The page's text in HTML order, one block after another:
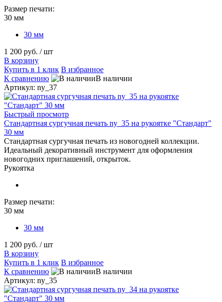
Размер печати:
30 мм
30 мм
1 200 руб. / шт
В корзину
Купить в 1 клик В избранное
К сравнению
В наличии
Артикул: ny_37
Быстрый просмотр
Стандартная сургучная печать ny_35 на рукоятке "Стандарт"
30 мм
Стандартная сургучная печать из новогодней коллекции.
Идеальный декоративный инструмент для оформления
новогодних приглашений, открыток.
Рукоятка
Размер печати:
30 мм
30 мм
1 200 руб. / шт
В корзину
Купить в 1 клик В избранное
К сравнению
В наличии
Артикул: ny_35